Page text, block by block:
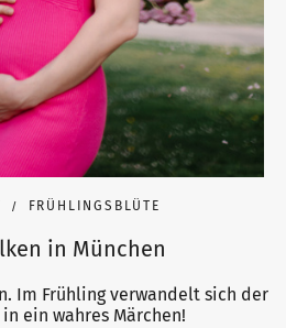
FRÜHLINGSBLÜTE
in München
Im Frühling verwandelt sich der
ein wahres Märchen!